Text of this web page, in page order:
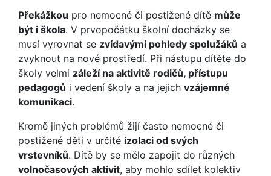
Překážkou pro nemocné či postižené dítě může
být i škola. V prvopočátku školní docházky se
musí vyrovnat se zvídavými pohledy spolužáků a
zvyknout na nové prostředí. Při nástupu dítěte do
školy velmi záleží na aktivitě rodičů, přístupu
pedagogů i vedení školy a na jejich vzájemné
komunikaci.
Kromě jiných problémů žijí často nemocné či
postižené děti v určité izolaci od svých
vrstevníků. Dítě by se mělo zapojit do různých
volnočasových aktivit, aby mohlo sdílet kolektiv